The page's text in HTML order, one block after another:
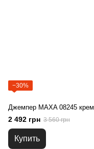
−30%
Джемпер MAXA 08245 крем
2 492 грн 3 560 грн
Купить